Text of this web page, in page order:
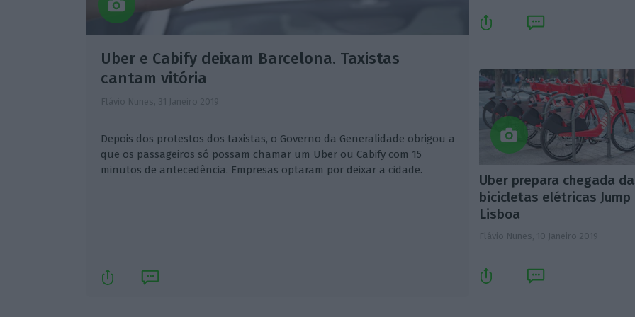
Uber e Cabify deixam Barcelona. Taxistas
cantam vitória
Flávio Nunes, 31 Janeiro 2019
Depois dos protestos dos taxistas, o Governo da Generalidade obrigou a
que os passageiros só possam chamar um Uber ou Cabify com 15
minutos de antecedência. Empresas optaram por deixar a cidade.
Uber prepara chegada
bicicletas elétricas Jump
Lisboa
Flávio Nunes, 10 Janeiro 2019